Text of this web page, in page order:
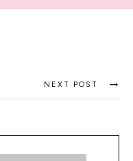
NEXT POST